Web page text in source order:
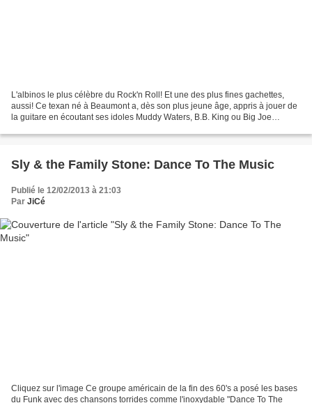
L'albinos le plus célèbre du Rock'n Roll! Et une des plus fines gachettes,
aussi! Ce texan né à Beaumont a, dès son plus jeune âge, appris à jouer de
la guitare en écoutant ses idoles Muddy Waters, B.B. King ou Big Joe
Sly & the Family Stone: Dance To The Music
Publié le 12/02/2013 à 21:03
Par JiCé
Cliquez sur l'image Ce groupe américain de la fin des 60's a posé les bases
du Funk avec des chansons torrides comme l'inoxydable "Dance To The